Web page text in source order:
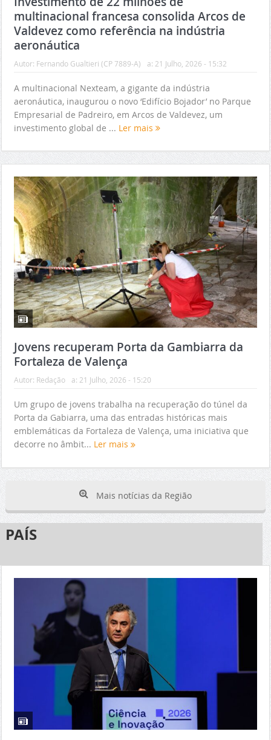
multinacional francesa consolida Arcos de
Valdevez como referência na indústria
aeronáutica
Autor: Fernando Gualtieri (CP 7889-A) a: 21 Julho, 2026 - 15:32
A multinacional Nexteam, a gigante da indústria
aeronáutica, inaugurou o novo ‘Edifício Bojador’ no Parque
Empresarial de Padreiro, em Arcos de Valdevez, um
investimento global de ... Ler mais
Jovens recuperam Porta da Gambiarra da
Fortaleza de Valença
Autor: Redação a: 21 Julho, 2026 - 15:20
Um grupo de jovens trabalha na recuperação do túnel da
Porta da Gabiarra, uma das entradas históricas mais
emblemáticas da Fortaleza de Valença, uma iniciativa que
decorre no âmbit... Ler mais
Mais notícias da Região
PAÍS